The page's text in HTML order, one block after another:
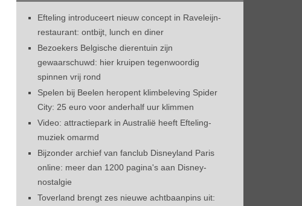
Efteling introduceert nieuw concept in Raveleijn-
restaurant: ontbijt, lunch en diner
Bezoekers Belgische dierentuin zijn
gewaarschuwd: hier kruipen tegenwoordig
spinnen vrij rond
Spelen bij Beelen heropent klimbeleving Spider
City: 25 euro voor anderhalf uur klimmen
Video: attractiepark in Australië heeft Efteling-
muziek omarmd
Bijzonder archief van fanclub Disneyland Paris
online: meer dan 1200 pagina's aan Disney-
nostalgie
Toverland brengt zes nieuwe achtbaanpins uit: